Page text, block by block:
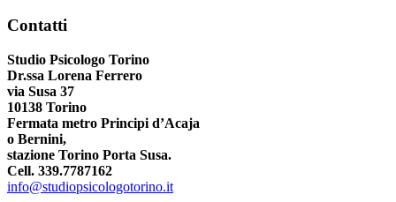
Contatti
Studio Psicologo Torino
Dr.ssa Lorena Ferrero
via Susa 37
10138 Torino
Fermata metro Principi d’Acaja
o Bernini,
stazione Torino Porta Susa.
Cell. 339.7787162
info@studiopsicologotorino.it